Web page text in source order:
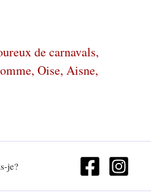
de carnavals,
Oise, Aisne,
je?